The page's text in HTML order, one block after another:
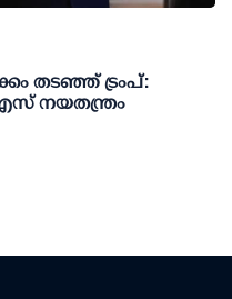
തടഞ്ഞ് ട്രംപ്:
നയതന്ത്രം